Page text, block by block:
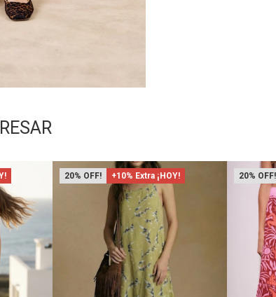
20 +10% Extra ¡HOY! 20